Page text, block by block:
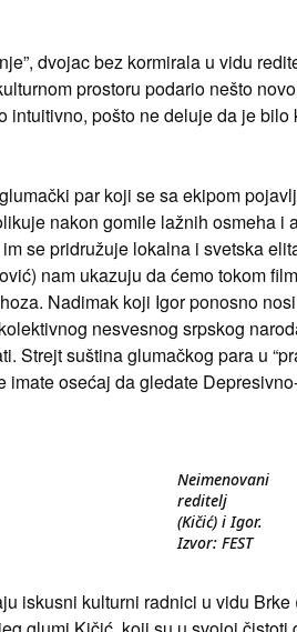
dvojac bez kormirala u vidu
prostoru podario nešto
intuitivno, pošto ne deluje da je
par koji se sa ekipom
nakon gomile lažnih osmeha
se pridružuje lokalna i svetska
nam ukazuju da ćemo tokom
Nadimak koji Igor ponosno
nesvesnog srpskog
Strejt suština glumačkog para u
imate osećaj da gledate
Neimenovani
reditelj
(Kičić) i Igor.
Izvor: FEST
iskusni kulturni radnici u vidu